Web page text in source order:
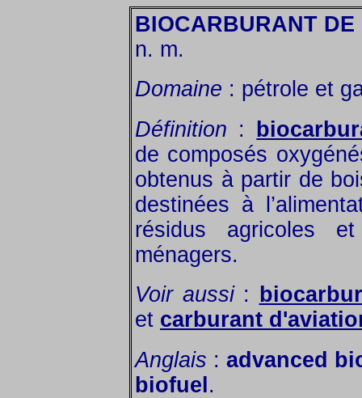
BIOCARBURANT DE
n. m.
Domaine : pétrole et
Définition :
de composés
obtenus à partir de
destinées à
résidus agricoles
ménagers.
Voir aussi:
et carburant
Anglais : advanced
biofuel .